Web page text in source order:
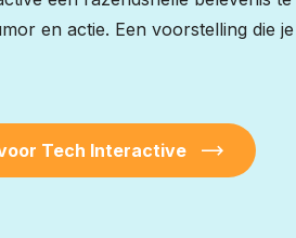
en actie. Een voorstelling die je
Tech Interactive